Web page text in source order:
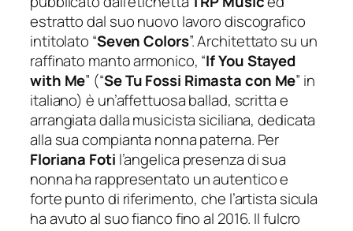
estratto dal suo nuovo lavoro discografico
intitolato “Seven Colors”. Architettato su un
raffinato manto armonico, “If You Stayed
with Me” (“Se Tu Fossi Rimasta con Me” in
italiano) è un’affettuosa ballad, scritta e
arrangiata dalla musicista siciliana, dedicata
alla sua compianta nonna paterna. Per
Floriana Foti l’angelica presenza di sua
nonna ha rappresentato un autentico e
forte punto di riferimento, che l’artista sicula
ha avuto al suo fianco fino al 2016. Il fulcro